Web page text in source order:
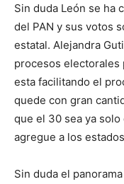
Sin duda León se ha
del PAN y sus votos
estatal. Alejandra
procesos electorales
esta facilitando el
quede con gran
que el 30 sea ya
agregue a los
Sin duda el